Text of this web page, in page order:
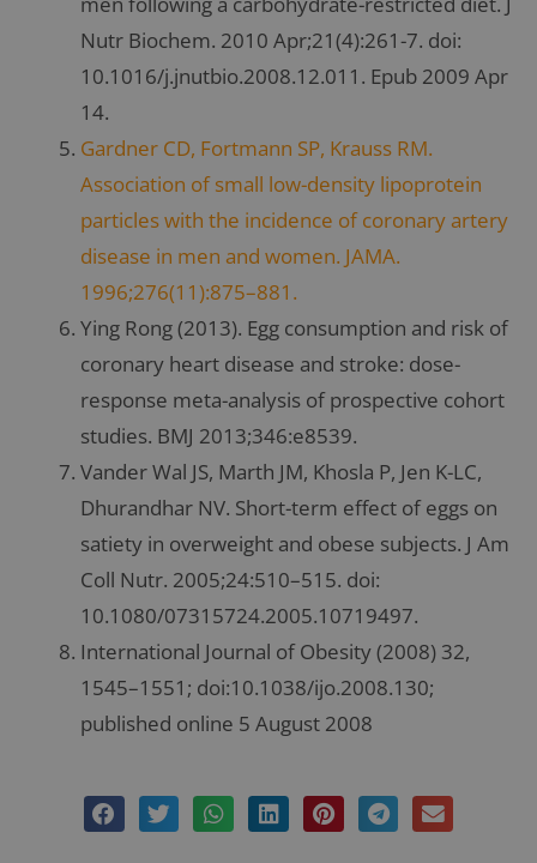
Nutr Biochem. 2010 Apr;21(4):261-7. doi:
10.1016/j.jnutbio.2008.12.011. Epub 2009 Apr
14.
Gardner CD, Fortmann SP, Krauss RM.
Association of small low-density lipoprotein
particles with the incidence of coronary artery
disease in men and women. JAMA.
1996;276(11):875–881.
Ying Rong (2013). Egg consumption and risk of
coronary heart disease and stroke: dose-
response meta-analysis of prospective cohort
studies. BMJ 2013;346:e8539.
Vander Wal JS, Marth JM, Khosla P, Jen K-LC,
Dhurandhar NV. Short-term effect of eggs on
satiety in overweight and obese subjects. J Am
Coll Nutr. 2005;24:510–515. doi:
10.1080/07315724.2005.10719497.
International Journal of Obesity (2008) 32,
1545–1551; doi:10.1038/ijo.2008.130;
published online 5 August 2008